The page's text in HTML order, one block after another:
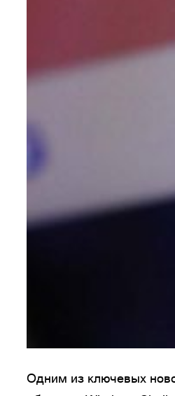
Одним из ключевых